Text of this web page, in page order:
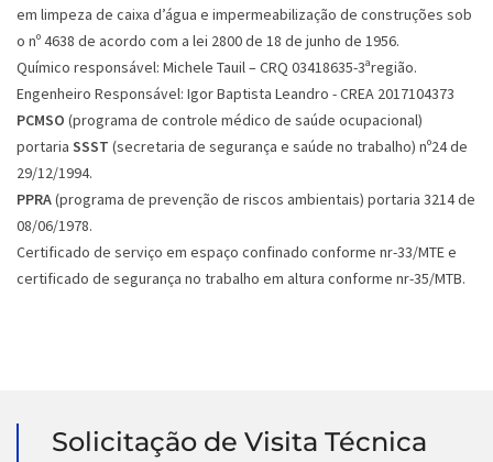
em limpeza de caixa d’água e impermeabilização de construções sob
o nº 4638 de acordo com a lei 2800 de 18 de junho de 1956.
Químico responsável: Michele Tauil – CRQ 03418635-3ªregião.
Engenheiro Responsável: Igor Baptista Leandro - CREA 2017104373
PCMSO (programa de controle médico de saúde ocupacional)
portaria SSST (secretaria de segurança e saúde no trabalho) nº24 de
29/12/1994.
PPRA(programa de prevenção de riscos ambientais) portaria 3214 de
08/06/1978.
Certificado de serviço em espaço confinado conforme nr-33/MTE e
certificado de segurança no trabalho em altura conforme nr-35/MTB.
Solicitação de Visita Técnica